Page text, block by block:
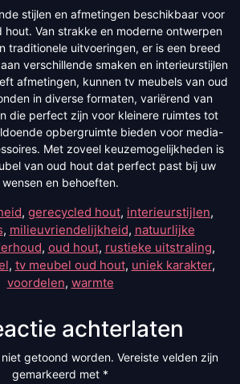
stijlen en afmetingen beschikbaar voor
hout. Van strakke en moderne ontwerpen
traditionele uitvoeringen, er is een breed
verschillende smaken en interieurstijlen
afmetingen, kunnen tv meubels van oud
in diverse formaten, variërend van
die perfect zijn voor kleinere ruimtes tot
opbergruimte bieden voor media-
Met zoveel keuzemogelijkheden is
van oud hout dat perfect past bij uw
wensen en behoeften.
, gerecycled hout, interieurstijlen,
, milieuvriendelijkheid, natuurlijke
, oud hout, rustieke uitstraling,
, tv meubel oud hout, uniek karakter,
voordelen, warmte
achterlaten
getoond worden. Vereiste velden zijn
gemarkeerd met *